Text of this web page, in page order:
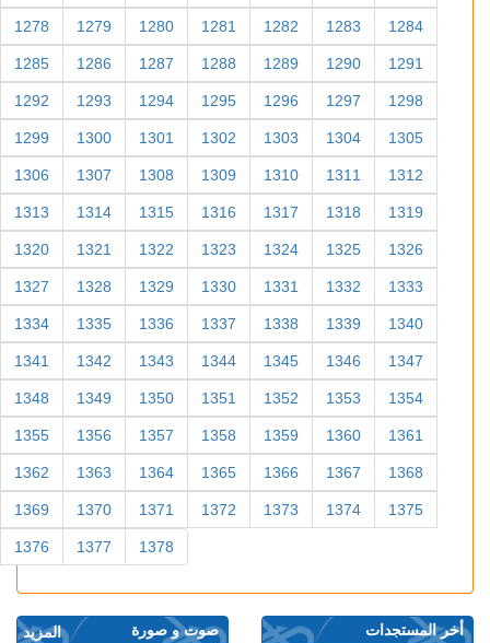
1278 1279 1280 1281 1282 1283 1284
1285 1286 1287 1288 1289 1290 1291
1292 1293 1294 1295 1296 1297 1298
1299 1300 1301 1302 1303 1304 1305
1306 1307 1308 1309 1310 1311 1312
1313 1314 1315 1316 1317 1318 1319
1320 1321 1322 1323 1324 1325 1326
1327 1328 1329 1330 1331 1332 1333
1334 1335 1336 1337 1338 1339 1340
1341 1342 1343 1344 1345 1346 1347
1348 1349 1350 1351 1352 1353 1354
1355 1356 1357 1358 1359 1360 1361
1362 1363 1364 1365 1366 1367 1368
1369 1370 1371 1372 1373 1374 1375
1376 1377 1378
المزيد صوت و صورة
أخر المستجدات